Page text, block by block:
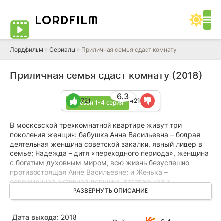
LORDFILM
Лордфильм » Сериалы » Приличная семья сдаст комнату
Приличная семья сдаст комнату (2018)
1 сезон 1-4 серия
6.3
721 421
В московской трехкомнатной квартире живут три
поколения женщин: бабушка Анна Васильевна – бодрая
деятельная женщина советской закалки, явный лидер в
семье; Надежда – дитя «переходного периода», женщина
с богатым духовным миром, всю жизнь безуспешно
противостоящая Анне Васильевне; и Женька –
современная активная девушка, тяготеющая к
феминизму. Мужчины в этой семье почему-то не
приживаются.
На очередном приеме у врача Анна Васильевна приходит
РАЗВЕРНУТЬ ОПИСАНИЕ
Дата выхода: 2018